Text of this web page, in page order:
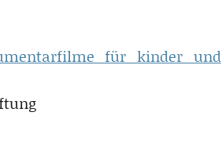
für kinder und